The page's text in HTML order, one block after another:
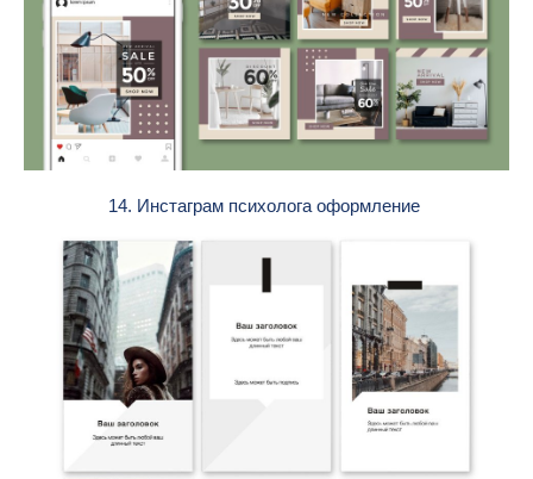
14. Инстаграм психолога оформление